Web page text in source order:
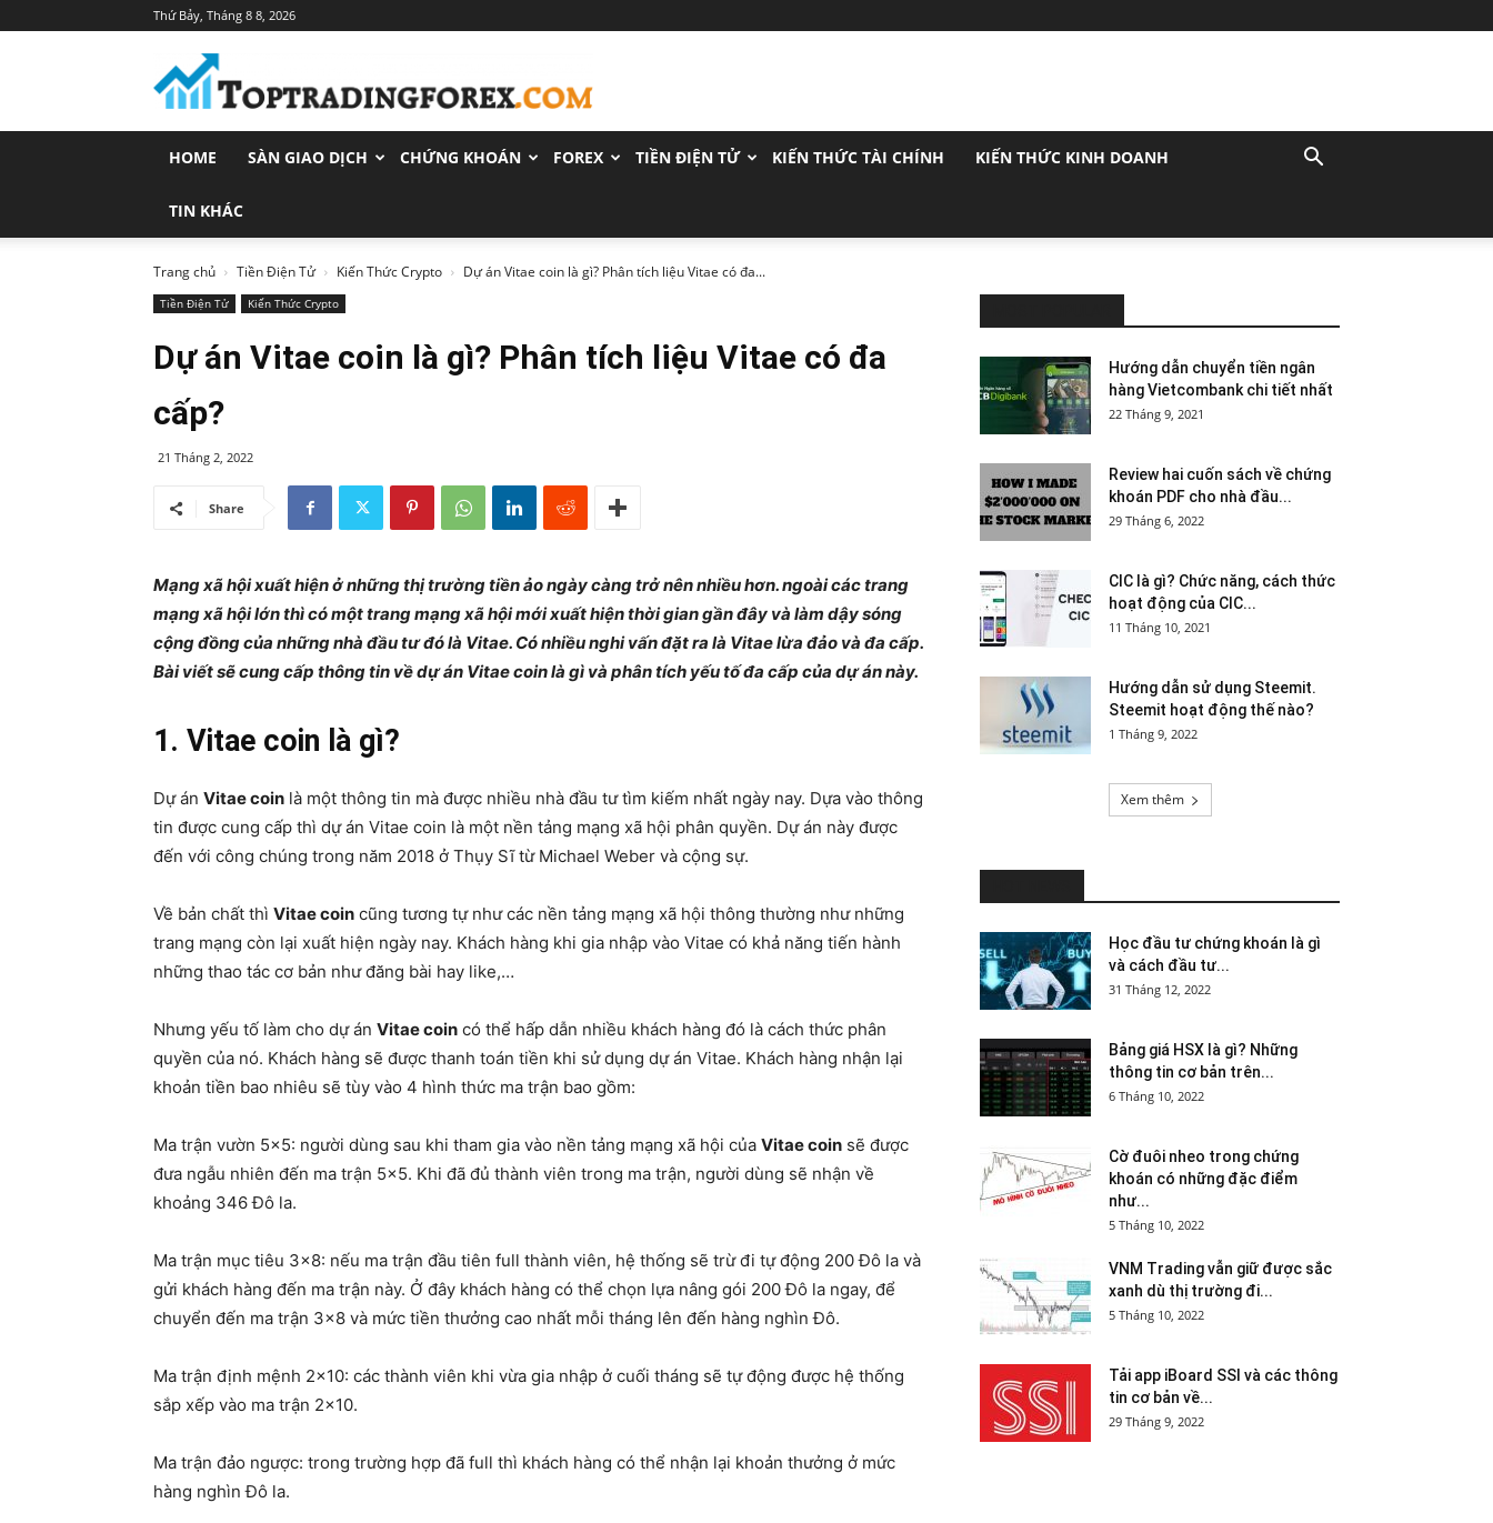
Thứ Bảy, Tháng 8 8, 2026
Trang
Tin
Tức
Đầu
HOME SÀN GIAO DỊCH CHỨNG KHOÁN FOREX TIỀN ĐIỆN TỬ KIẾN THỨC TÀI CHÍNH KIẾN THỨC KINH DOANH
TIN KHÁC
Trang chủ Tiền Điện Tử Kiến Thức Crypto Dự án Vitae coin là gì? Phân tích liệu Vitae có đa...
Tiền Điện Tử Kiến Thức Crypto
Dự án Vitae coin là gì? Phân tích liệu Vitae có đa
cấp?
21 Tháng 2, 2022
Share
Mạng xã hội xuất hiện ở những thị trường tiền ảo ngày càng trở nên nhiều hơn. ngoài các trang
mạng xã hội lớn thì có một trang mạng xã hội mới xuất hiện thời gian gần đây và làm dậy sóng
cộng đồng của những nhà đầu tư đó là Vitae. Có nhiều nghi vấn đặt ra là Vitae lừa đảo và đa cấp.
Bài viết sẽ cung cấp thông tin về dự án Vitae coin là gì và phân tích yếu tố đa cấp của dự án này.
1. Vitae coin là gì?
Dự án Vitae coin là một thông tin mà được nhiều nhà đầu tư tìm kiếm nhất ngày nay. Dựa vào thông
tin được cung cấp thì dự án Vitae coin là một nền tảng mạng xã hội phân quyền. Dự án này được
đến với công chúng trong năm 2018 ở Thụy Sĩ từ Michael Weber và cộng sự.
Về bản chất thì Vitae coin cũng tương tự như các nền tảng mạng xã hội thông thường như những
trang mạng còn lại xuất hiện ngày nay. Khách hàng khi gia nhập vào Vitae có khả năng tiến hành
những thao tác cơ bản như đăng bài hay like,…
Nhưng yếu tố làm cho dự án Vitae coin có thể hấp dẫn nhiều khách hàng đó là cách thức phân
quyền của nó. Khách hàng sẽ được thanh toán tiền khi sử dụng dự án Vitae. Khách hàng nhận lại
khoản tiền bao nhiêu sẽ tùy vào 4 hình thức ma trận bao gồm:
Ma trận vườn 5×5: người dùng sau khi tham gia vào nền tảng mạng xã hội của Vitae coin sẽ được
đưa ngẫu nhiên đến ma trận 5×5. Khi đã đủ thành viên trong ma trận, người dùng sẽ nhận về
khoảng 346 Đô la.
Ma trận mục tiêu 3×8: nếu ma trận đầu tiên full thành viên, hệ thống sẽ trừ đi tự động 200 Đô la và
gửi khách hàng đến ma trận này. Ở đây khách hàng có thể chọn lựa nâng gói 200 Đô la ngay, để
chuyển đến ma trận 3×8 và mức tiền thưởng cao nhất mỗi tháng lên đến hàng nghìn Đô.
Ma trận định mệnh 2×10: các thành viên khi vừa gia nhập ở cuối tháng sẽ tự động được hệ thống
sắp xếp vào ma trận 2×10.
Ma trận đảo ngược: trong trường hợp đã full thì khách hàng có thể nhận lại khoản thưởng ở mức
hàng nghìn Đô la.
Hướng dẫn chuyển tiền ngân
hàng Vietcombank chi tiết nhất
22 Tháng 9, 2021
Review hai cuốn sách về chứng
khoán PDF cho nhà đầu...
29 Tháng 6, 2022
CIC là gì? Chức năng, cách thức
hoạt động của CIC...
11 Tháng 10, 2021
Hướng dẫn sử dụng Steemit.
Steemit hoạt động thế nào?
1 Tháng 9, 2022
Xem thêm
Học đầu tư chứng khoán là gì
và cách đầu tư...
31 Tháng 12, 2022
Bảng giá HSX là gì? Những
thông tin cơ bản trên...
6 Tháng 10, 2022
Cờ đuôi nheo trong chứng
khoán có những đặc điểm
như...
5 Tháng 10, 2022
VNM Trading vẫn giữ được sắc
xanh dù thị trường đi...
5 Tháng 10, 2022
Tải app iBoard SSI và các thông
tin cơ bản về...
29 Tháng 9, 2022